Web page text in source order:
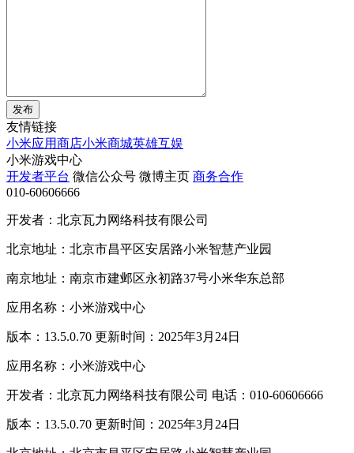
发布
友情链接
小米应用商店小米商城英雄互娱
小米游戏中心
开发者平台 微信公众号 微博主页 商务合作
010-60606666
开发者：北京瓦力网络科技有限公司
北京地址：北京市昌平区安居路小米智慧产业园
南京地址：南京市建邺区永初路37号小米华东总部
应用名称：小米游戏中心
版本：13.5.0.70 更新时间：2025年3月24日
应用名称：小米游戏中心
开发者：北京瓦力网络科技有限公司 电话：010-60606666
版本：13.5.0.70 更新时间：2025年3月24日